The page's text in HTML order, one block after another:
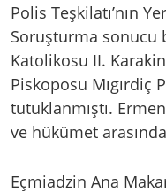
Polis Teşkilatı’nın
Soruşturma sonucu
Katolikosu II.
Piskoposu Mıgırdiç
tutuklanmıştı.
ve hükümet
Eçmiadzin Ana